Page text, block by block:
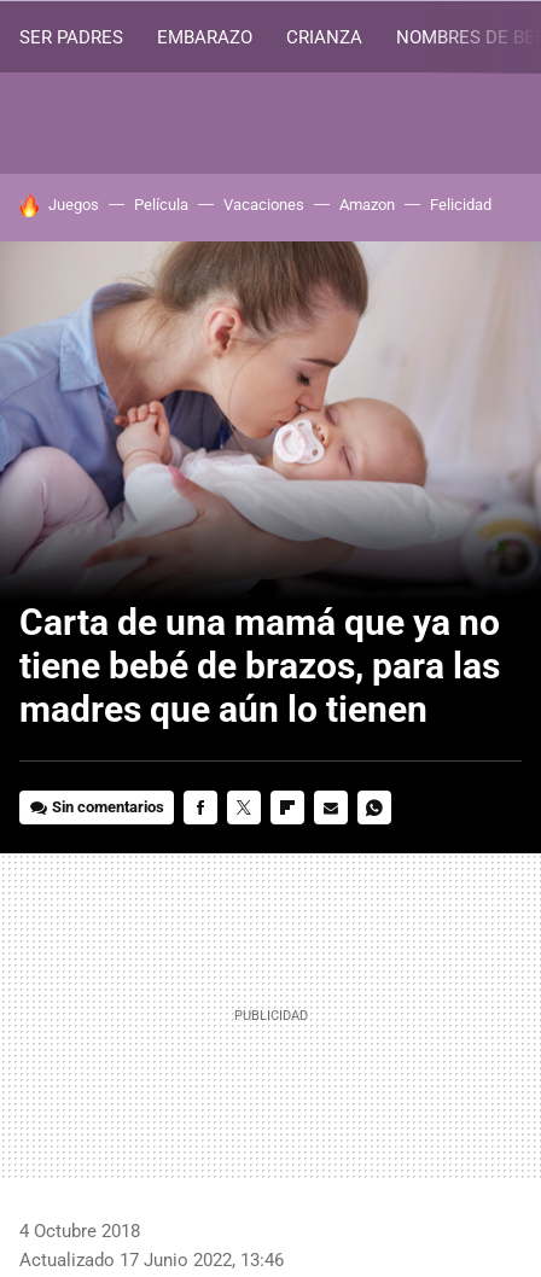
SER PADRES EMBARAZO CRIANZA NOMBRES DE
HOY SE HABLA DE
Juegos Película Vacaciones Amazon Felicidad
Carta de una mamá que ya no
tiene bebé de brazos, para las
madres que aún lo tienen
Sin comentarios
MAIL
4 Octubre 2018
Actualizado 17 Junio 2022, 13:46